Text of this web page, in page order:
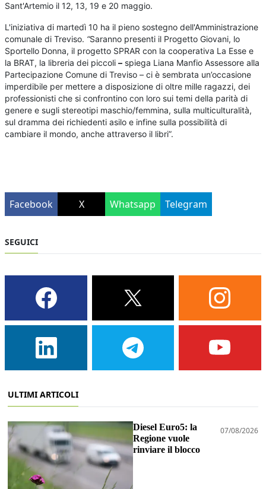
Sant'Artemio il 12, 13, 19 e 20 maggio.
L'iniziativa di martedì 10 ha il pieno sostegno dell'Amministrazione
comunale di Treviso. “Saranno presenti il Progetto Giovani, lo
Sportello Donna, il progetto SPRAR con la cooperativa La Esse e
la BRAT, la libreria dei piccoli– spiega Liana Manfio Assessore alla
Partecipazione Comune di Treviso – ci è sembrata un’occasione
imperdibile per mettere a disposizione di oltre mille ragazzi, dei
professionisti che si confrontino con loro sui temi della parità di
genere e sugli stereotipi maschio/femmina, sulla multiculturalità,
sul dramma dei richiedenti asilo e infine sulla possibilità di
cambiare il mondo, anche attraverso il libri”.
Facebook X Whatsapp Telegram
SEGUICI
ULTIMI ARTICOLI
Diesel Euro5: la
Regione vuole
rinviare il blocco
07/08/2026